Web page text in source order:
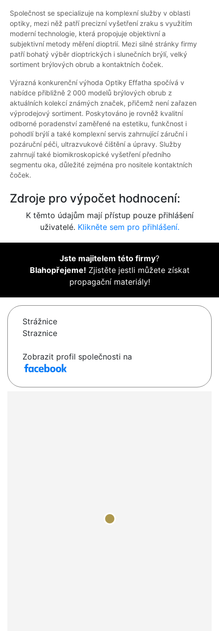
Společnost se specializuje na komplexní služby v oblasti
optiky, mezi něž patří precizní vyšetření zraku s využitím
moderní technologie, která propojuje objektivní a
subjektivní metody měření dioptrií. Mezi silné stránky firmy
patří bohatý výběr dioptrických i slunečních brýlí, velký
sortiment brýlových obrub a kontaktních čoček.
Výrazná konkurenční výhoda Optiky Effatha spočívá v
nabídce přibližně 2 000 modelů brýlových obrub z
aktuálních kolekcí známých značek, přičemž není zařazen
výprodejový sortiment. Poskytováno je rovněž kvalitní
odborné poradenství zaměřené na estetiku, funkčnost i
pohodlí brýlí a také komplexní servis zahrnující záruční i
pozáruční péči, ultrazvukové čištění a úpravy. Služby
zahrnují také biomikroskopické vyšetření předního
segmentu oka, důležité zejména pro nositele kontaktních
čoček.
Zdroje pro výpočet hodnocení:
K těmto údajům mají přístup pouze přihlášení
uživatelé. Klikněte sem pro přihlášení.
Jste majitelem této firmy?
Blahopřejeme! Zjistěte jestli můžete získat
propagační materiály!
Strážnice
Straznice
Zobrazit profil společnosti na